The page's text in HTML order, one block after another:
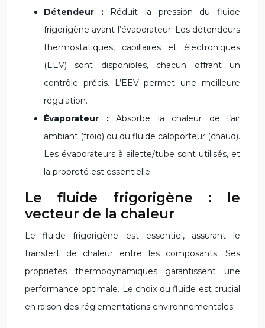
Détendeur : Réduit la pression du fluide
frigorigène avant l’évaporateur. Les détendeurs
thermostatiques, capillaires et électroniques
(EEV) sont disponibles, chacun offrant un
contrôle précis. L’EEV permet une meilleure
régulation.
Évaporateur : Absorbe la chaleur de l’air
ambiant (froid) ou du fluide caloporteur (chaud).
Les évaporateurs à ailette/tube sont utilisés, et
la propreté est essentielle.
Le fluide frigorigène : le
vecteur de la chaleur
Le fluide frigorigène est essentiel, assurant le
transfert de chaleur entre les composants. Ses
propriétés thermodynamiques garantissent une
performance optimale. Le choix du fluide est crucial
en raison des réglementations environnementales.